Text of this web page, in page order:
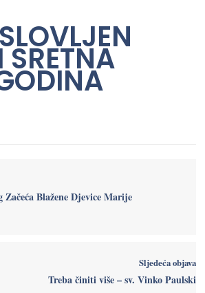
SRETNA
Začeća Blažene Djevice Marije
Sljedeća objava
Treba činiti više – sv. Vinko Paulski